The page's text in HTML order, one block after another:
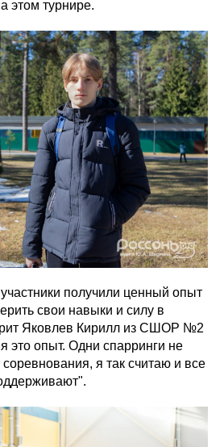
этом турнире.
получили ценный опыт
свои навыки и силу в
Яковлев Кирилл из СШОР №2
опыт. Одни спарринги не
соревнования, я так считаю и все